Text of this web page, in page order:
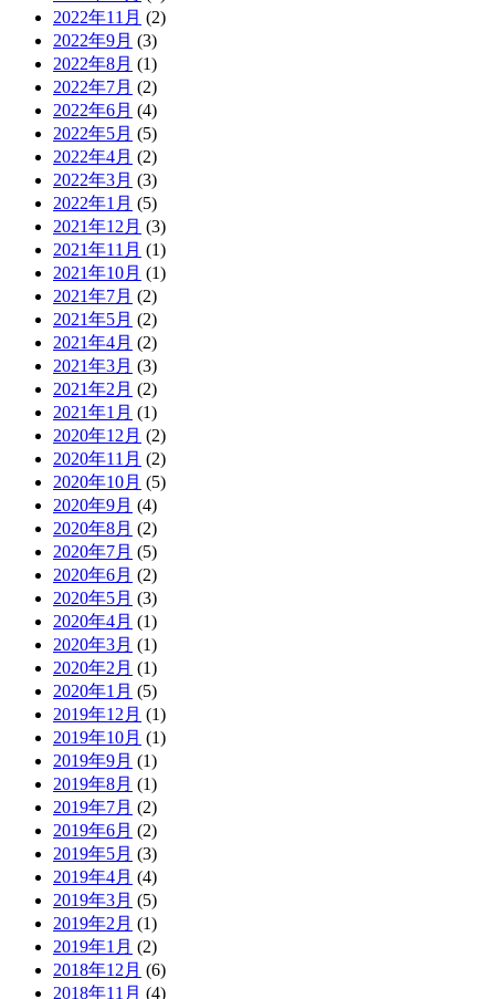
2022年11月 (2)
2022年9月 (3)
2022年8月 (1)
2022年7月 (2)
2022年6月 (4)
2022年5月 (5)
2022年4月 (2)
2022年3月 (3)
2022年1月 (5)
2021年12月 (3)
2021年11月 (1)
2021年10月 (1)
2021年7月 (2)
2021年5月 (2)
2021年4月 (2)
2021年3月 (3)
2021年2月 (2)
2021年1月 (1)
2020年12月 (2)
2020年11月 (2)
2020年10月 (5)
2020年9月 (4)
2020年8月 (2)
2020年7月 (5)
2020年6月 (2)
2020年5月 (3)
2020年4月 (1)
2020年3月 (1)
2020年2月 (1)
2020年1月 (5)
2019年12月 (1)
2019年10月 (1)
2019年9月 (1)
2019年8月 (1)
2019年7月 (2)
2019年6月 (2)
2019年5月 (3)
2019年4月 (4)
2019年3月 (5)
2019年2月 (1)
2019年1月 (2)
2018年12月 (6)
2018年11月 (4)